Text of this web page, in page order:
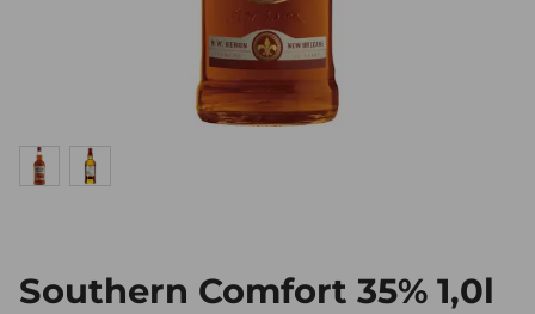
Southern Comfort 35% 1,0l